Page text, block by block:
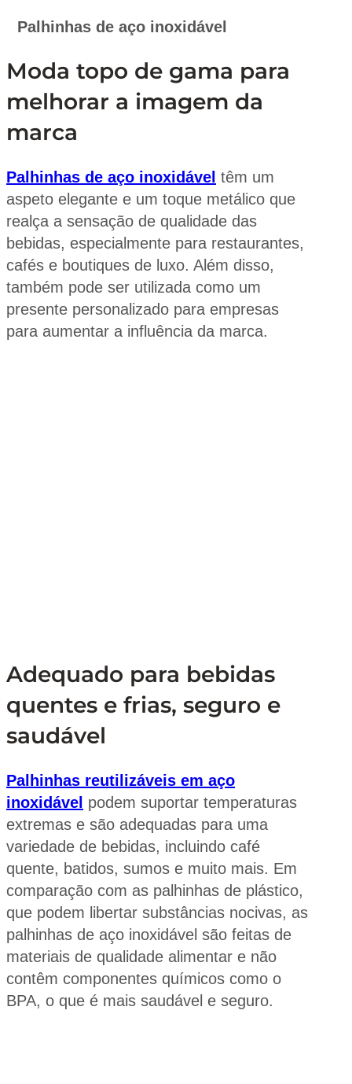
Palhinhas de aço inoxidável
Moda topo de gama para
melhorar a imagem da
marca
Palhinhas de aço inoxidável têm um
aspeto elegante e um toque metálico que
realça a sensação de qualidade das
bebidas, especialmente para restaurantes,
cafés e boutiques de luxo. Além disso,
também pode ser utilizada como um
presente personalizado para empresas
para aumentar a influência da marca.
Adequado para bebidas
quentes e frias, seguro e
saudável
Palhinhas reutilizáveis em aço
inoxidável podem suportar temperaturas
extremas e são adequadas para uma
variedade de bebidas, incluindo café
quente, batidos, sumos e muito mais. Em
comparação com as palhinhas de plástico,
que podem libertar substâncias nocivas, as
palhinhas de aço inoxidável são feitas de
materiais de qualidade alimentar e não
contêm componentes químicos como o
BPA, o que é mais saudável e seguro.